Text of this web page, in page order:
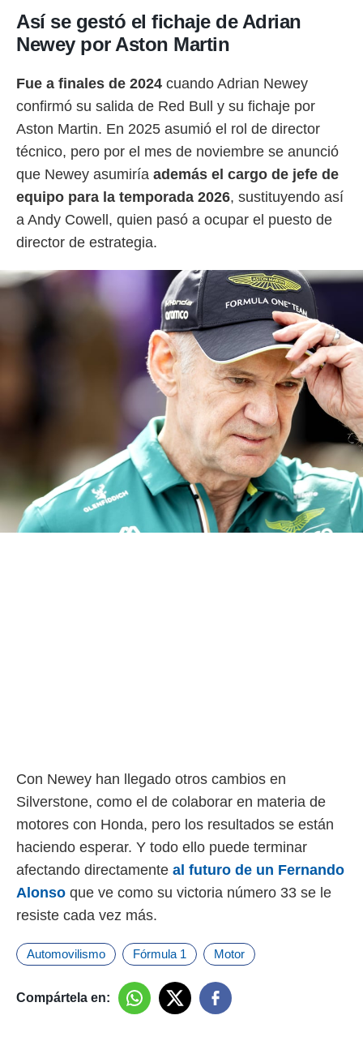
Así se gestó el fichaje de Adrian
Newey por Aston Martin
Fue a finales de 2024 cuando Adrian Newey
confirmó su salida de Red Bull y su fichaje por
Aston Martin. En 2025 asumió el rol de director
técnico, pero por el mes de noviembre se anunció
que Newey asumiría además el cargo de jefe de
equipo para la temporada 2026, sustituyendo así
a Andy Cowell, quien pasó a ocupar el puesto de
director de estrategia.
Con Newey han llegado otros cambios en
Silverstone, como el de colaborar en materia de
motores con Honda, pero los resultados se están
haciendo esperar. Y todo ello puede terminar
afectando directamente al futuro de un Fernando
Alonso que ve como su victoria número 33 se le
resiste cada vez más.
Automovilismo Fórmula 1 Motor
Compártela en: